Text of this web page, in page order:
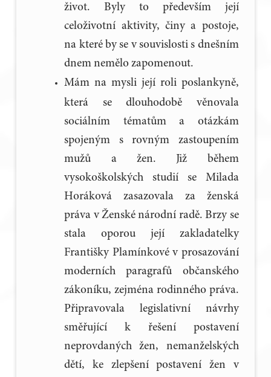
život. Byly to především její
celoživotní aktivity, činy a postoje,
na které by se v souvislosti s dnešním
dnem nemělo zapomenout.
Mám na mysli její roli poslankyně,
která se dlouhodobě věnovala
sociálním tématům a otázkám
spojeným s rovným zastoupením
mužů a žen. Již během
vysokoškolských studií se Milada
Horáková zasazovala za ženská
práva v Ženské národní radě. Brzy se
stala oporou její zakladatelky
Františky Plamínkové v prosazování
moderních paragrafů občanského
zákoníku, zejména rodinného práva.
Připravovala legislativní návrhy
směřující k řešení postavení
neprovdaných žen, nemanželských
dětí, ke zlepšení postavení žen v